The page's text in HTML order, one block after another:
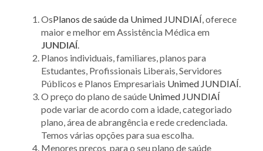
OsPlanos de saúde da Unimed JUNDIAÍ, oferece
maior e melhor em Assistência Médica em
JUNDIAÍ.
Planos individuais, familiares, planos para
Estudantes, Profissionais Liberais, Servidores
Públicos e Planos Empresariais Unimed JUNDIAÍ.
O preço do plano de saúde Unimed JUNDIAÍ
pode variar de acordo com a idade, categoriado
plano, área de abrangência e rede credenciada.
Temos várias opções para sua escolha.
Menores preços para o seu plano de saúde